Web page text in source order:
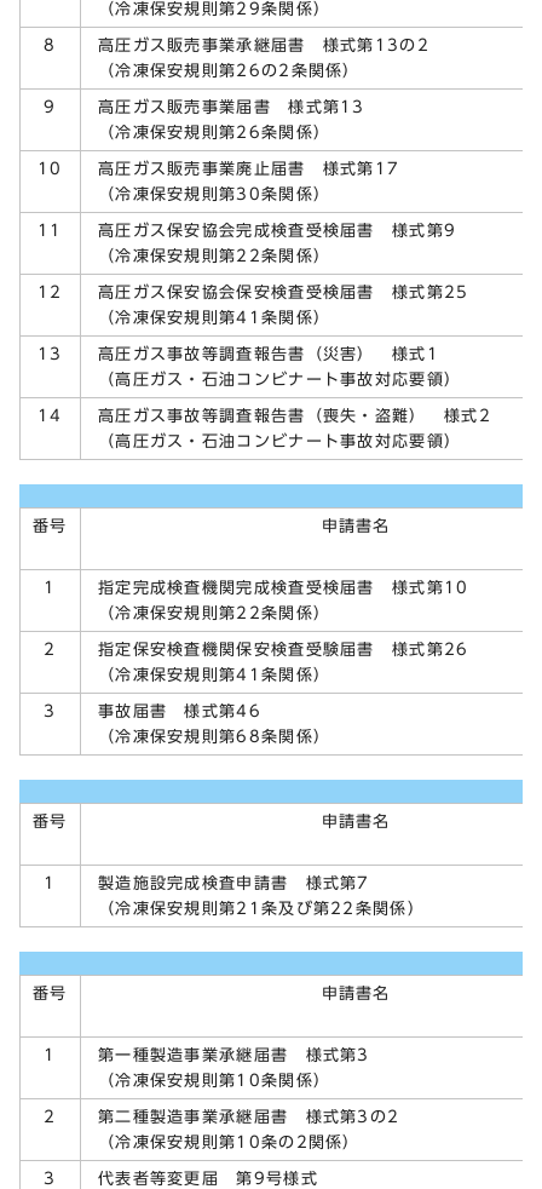
（冷凍保安規則第29条関係）
8
高圧ガス販売事業承継届書 様式第13の2
（冷凍保安規則第26の2条関係）
9
高圧ガス販売事業届書 様式第13
（冷凍保安規則第26条関係）
10
高圧ガス販売事業廃止届書 様式第17
（冷凍保安規則第30条関係）
11
高圧ガス保安協会完成検査受検届書 様式第9
（冷凍保安規則第22条関係）
12
高圧ガス保安協会保安検査受検届書 様式第25
（冷凍保安規則第41条関係）
13
高圧ガス事故等調査報告書（災害） 様式1
（高圧ガス・石油コンビナート事故対応要領）
14
高圧ガス事故等調査報告書（喪失・盗難） 様式2
（高圧ガス・石油コンビナート事故対応要領）
番号 申請書名
1
指定完成検査機関完成検査受検届書 様式第10
（冷凍保安規則第22条関係）
2
指定保安検査機関保安検査受験届書 様式第26
（冷凍保安規則第41条関係）
3
事故届書 様式第46
（冷凍保安規則第68条関係）
番号 申請書名
1
製造施設完成検査申請書 様式第7
（冷凍保安規則第21条及び第22条関係）
番号 申請書名
1
第一種製造事業承継届書 様式第3
（冷凍保安規則第10条関係）
2
第二種製造事業承継届書 様式第3の2
（冷凍保安規則第10条の2関係）
3
代表者等変更届 第9号様式